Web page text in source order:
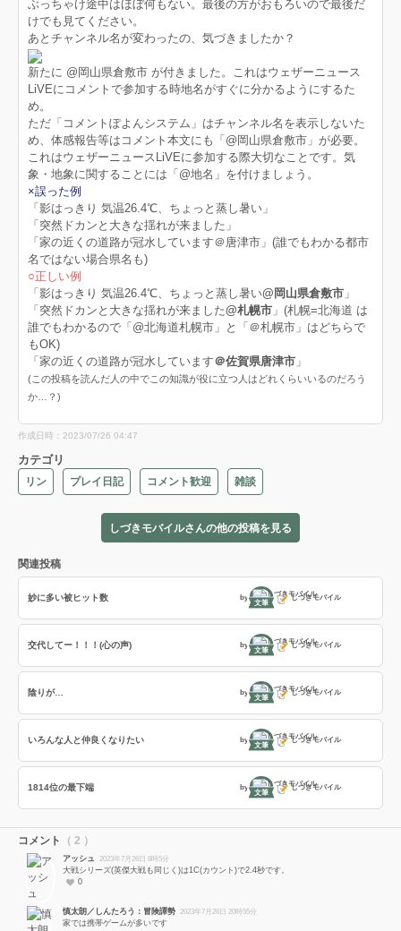
ぶっちゃけ途中はほぼ何もない。最後の方がおもろいので最後だ
けでも見てください。
あとチャンネル名が変わったの、気づきましたか？
新たに @岡山県倉敷市 が付きました。これはウェザーニュース
LiVEにコメントで参加する時地名がすぐに分かるようにするた
め。
ただ「コメントぽよんシステム」はチャンネル名を表示しないた
め、体感報告等はコメント本文にも「@岡山県倉敷市」が必要。
これはウェザーニュースLiVEに参加する際大切なことです。気
象・地象に関することには「@地名」を付けましょう。
​​​​×誤った例
「影はっきり 気温26.4℃、ちょっと蒸し暑い」
「突然ドカンと大きな揺れが来ました」
「家の近くの道路が冠水しています＠唐津市」(誰でもわかる都市
名ではない場合県名も)
○正しい例
「影はっきり 気温26.4℃、ちょっと蒸し暑い@岡山県倉敷市 」
「突然ドカンと大きな揺れが来ました@札幌市 」(札幌=北海道 は
誰でもわかるので「@北海道札幌市」と「＠札幌市」はどちらで
もOK)
「家の近くの道路が冠水しています＠佐賀県唐津市 」
(この投稿を読んだ人の中でこの知識が役に立つ人はどれくらいいるのだろう
か…？)
作成日時：2023/07/26 04:47
カテゴリ
リン プレイ日記 コメント歓迎 雑談
しづきモバイルさんの他の投稿を見る
関連投稿
妙に多い被ヒット数 by
文筆
しづきモバイル
交代してー！！！(心の声) by
文筆
しづきモバイル
陰りが… by
文筆
しづきモバイル
いろんな人と仲良くなりたい by
文筆
しづきモバイル
1814位の最下端 by
文筆
しづきモバイル
コメント （ 2 ）
アッシュ 2023年7月26日 8時5分
大戦シリーズ(英傑大戦も同じく)は1C(カウント)で2.4秒です。
0
慎太朗／しんたろう：冒険譚勢 2023年7月26日 20時55分
家では携帯ゲームが多いです